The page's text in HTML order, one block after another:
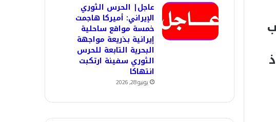
عاجل| الحرس الثوري
الإيراني: أميركا هاجمت
خمسة مواقع ساحلية
إيرانية بذريعة مواجهة
البحرية التابعة للحرس
الثوري سفينة ارتكبت
انتهاكا
يونيو 28, 2026